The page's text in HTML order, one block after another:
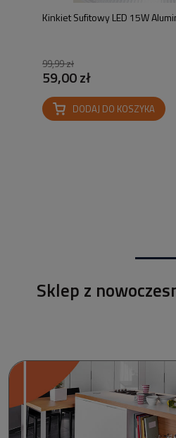
Kinkiet Sufitowy LED 15W
99,99 zł
59,00 zł
DODAJ DO KOSZYKA
Sklep z